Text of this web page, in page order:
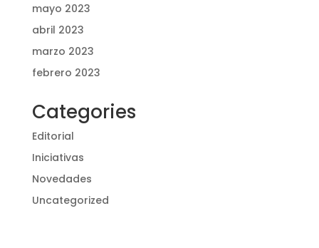
mayo 2023
abril 2023
marzo 2023
febrero 2023
Categories
Editorial
Iniciativas
Novedades
Uncategorized